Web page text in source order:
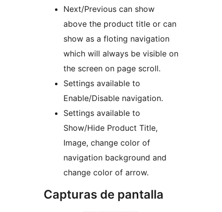
Next/Previous can show
above the product title or can
show as a floting navigation
which will always be visible on
the screen on page scroll.
Settings available to
Enable/Disable navigation.
Settings available to
Show/Hide Product Title,
Image, change color of
navigation background and
change color of arrow.
Capturas de pantalla